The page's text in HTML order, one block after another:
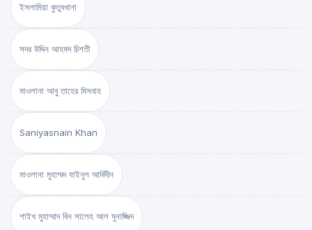
ইসলামিয়া কুতুবখানা
সদর উদ্দিন আহমদ চিশতী
মাওলানা আবু তাহের মিসবাহ
Saniyasnain Khan
মাওলানা মুহাম্মদ যাইনুল আবিদীন
শাইখ মুহাম্মাদ বিন সালেহ আল মুনাজ্জিদ